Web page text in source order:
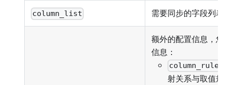
column_list 需要同步的字段列表
额外的配置信息，
信息：
column_rules
射关系与取值